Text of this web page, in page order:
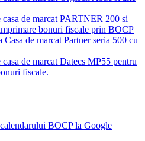
de marcat PARTNER 200 si
bonuri fiscale prin BOCP
Casa de marcat Partner seria 500 cu
de marcat Datecs MP55 pentru
fiscale.
BOCP la Google